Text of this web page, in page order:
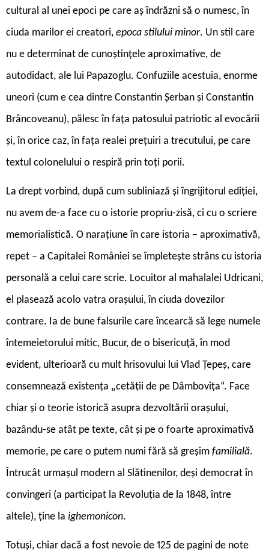
cultural al unei epoci pe care aș îndrăzni să o numesc, în
ciuda marilor ei creatori, epoca stilului minor. Un stil care
nu e determinat de cunoștințele aproximative, de
autodidact, ale lui Papazoglu. Confuziile acestuia, enorme
uneori (cum e cea dintre Constantin Șerban și Constantin
Brâncoveanu), pălesc în fața patosului patriotic al evocării
și, în orice caz, în fața realei prețuiri a trecutului, pe care
textul colonelului o respiră prin toți porii.
La drept vorbind, după cum subliniază și îngrijitorul ediției,
nu avem de-a face cu o istorie propriu-zisă, ci cu o scriere
memorialistică. O narațiune în care istoria – aproximativă,
repet – a Capitalei României se împletește strâns cu istoria
personală a celui care scrie. Locuitor al mahalalei Udricani,
el plasează acolo vatra orașului, în ciuda dovezilor
contrare. Ia de bune falsurile care încearcă să lege numele
întemeietorului mitic, Bucur, de o bisericuță, în mod
evident, ulterioară cu mult hrisovului lui Vlad Țepeș, care
consemnează existența „cetății de pe Dâmbovița“. Face
chiar și o teorie istorică asupra dezvoltării orașului,
bazându-se atât pe texte, cât și pe o foarte aproximativă
memorie, pe care o putem numi fără să greșim familială.
Întrucât urmașul modern al Slătinenilor, deși democrat în
convingeri (a participat la Revoluția de la 1848, între
altele), ține la ighemonicon.
Totuși, chiar dacă a fost nevoie de 125 de pagini de note